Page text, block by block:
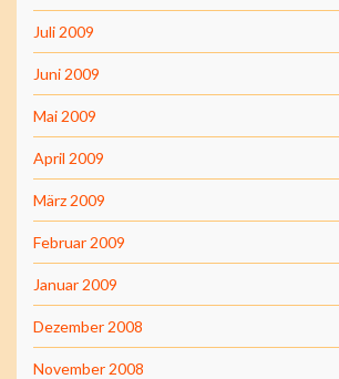
Juli 2009
Juni 2009
Mai 2009
April 2009
März 2009
Februar 2009
Januar 2009
Dezember 2008
November 2008